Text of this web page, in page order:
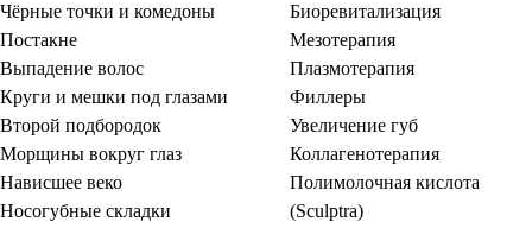
Чёрные точки и комедоны
Постакне
Выпадение волос
Круги и мешки под глазами
Второй подбородок
Морщины вокруг глаз
Нависшее веко
Носогубные складки
Биоревитализация
Мезотерапия
Плазмотерапия
Филлеры
Увеличение губ
Коллагенотерапия
Полимолочная кислота
(Sculptra)